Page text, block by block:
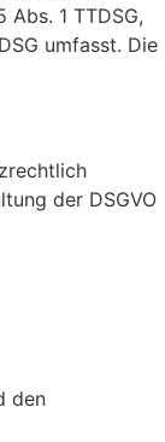
1 TTDSG,
umfasst. Die
der DSGVO
den